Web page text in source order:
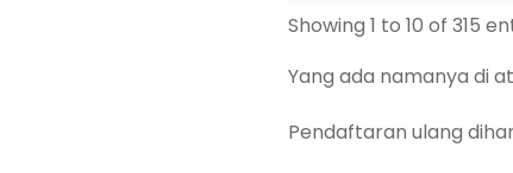
Showing 1 to 10 of 315
Yang ada namanya di
Pendaftaran ulang